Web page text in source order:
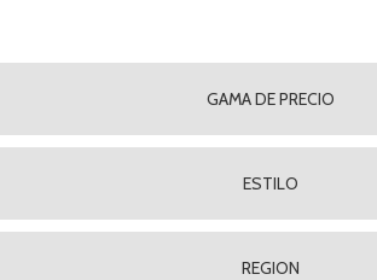
GAMA DE PRECIO
ESTILO
REGION